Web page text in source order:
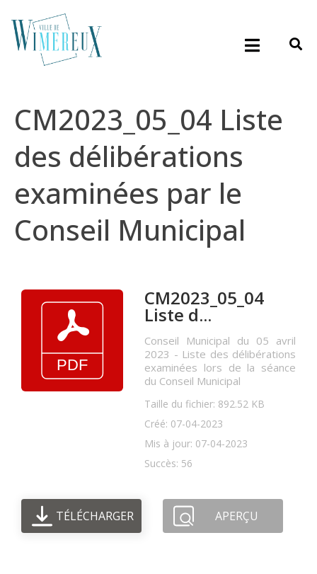
CM2023_05_04 Liste
des délibérations
examinées par le
Conseil Municipal
CM2023_05_04
Liste d...
Conseil Municipal du 05 avril
2023 - Liste des délibérations
examinées lors de la séance
du Conseil Municipal
Taille du fichier: 892.52 KB
Créé: 07-04-2023
Mis à jour: 07-04-2023
Succès: 56
TÉLÉCHARGER APERÇU